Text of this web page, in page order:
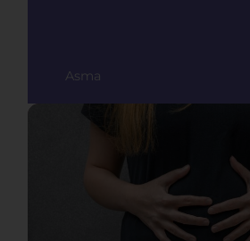
Asma